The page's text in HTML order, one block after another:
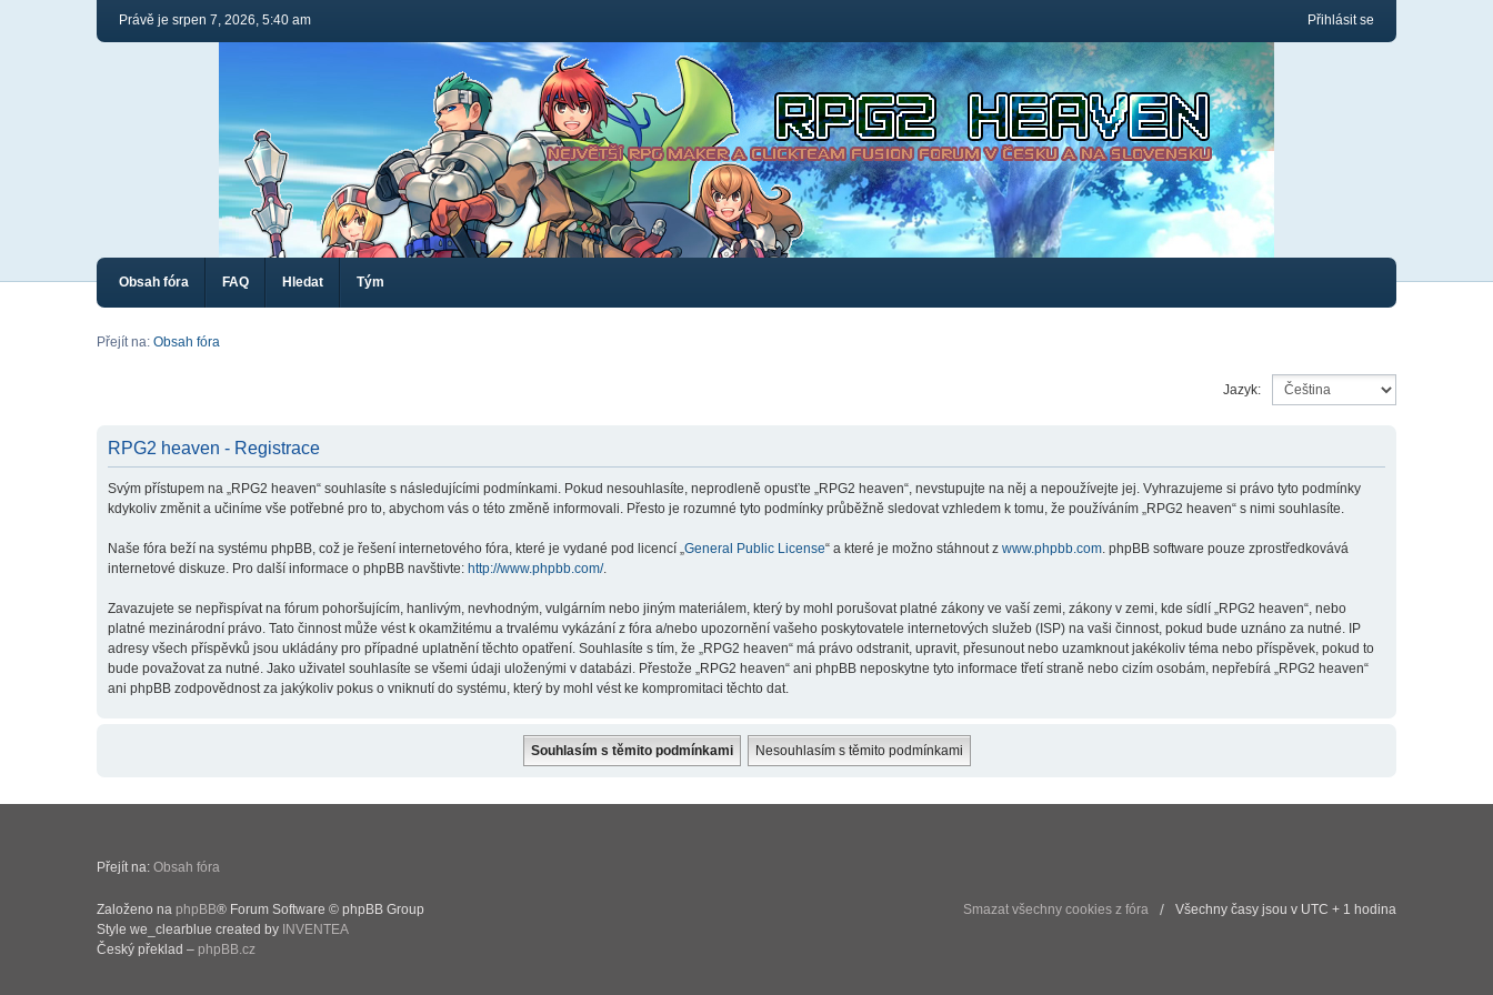
Právě je srpen 7, 2026, 5:40 am Přihlásit se
Obsah fóra FAQ Hledat Tým
Přejít na: Obsah fóra
Jazyk:
RPG2 heaven - Registrace
Svým přístupem na „RPG2 heaven“ souhlasíte s následujícími podmínkami. Pokud nesouhlasíte, neprodleně opusťte „RPG2 heaven“, nevstupujte na něj a nepoužívejte jej. Vyhrazujeme si právo tyto podmínky
kdykoliv změnit a učiníme vše potřebné pro to, abychom vás o této změně informovali. Přesto je rozumné tyto podmínky průběžně sledovat vzhledem k tomu, že používáním „RPG2 heaven“ s nimi souhlasíte.
Naše fóra beží na systému phpBB, což je řešení internetového fóra, které je vydané pod licencí „General Public License“ a které je možno stáhnout z www.phpbb.com. phpBB software pouze zprostředkovává
internetové diskuze. Pro další informace o phpBB navštivte: http://www.phpbb.com/.
Zavazujete se nepřispívat na fórum pohoršujícím, hanlivým, nevhodným, vulgárním nebo jiným materiálem, který by mohl porušovat platné zákony ve vaší zemi, zákony v zemi, kde sídlí „RPG2 heaven“, nebo
platné mezinárodní právo. Tato činnost může vést k okamžitému a trvalému vykázání z fóra a/nebo upozornění vašeho poskytovatele internetových služeb (ISP) na vaši činnost, pokud bude uznáno za nutné. IP
adresy všech příspěvků jsou ukládány pro případné uplatnění těchto opatření. Souhlasíte s tím, že „RPG2 heaven“ má právo odstranit, upravit, přesunout nebo uzamknout jakékoliv téma nebo příspěvek, pokud to
bude považovat za nutné. Jako uživatel souhlasíte se všemi údaji uloženými v databázi. Přestože „RPG2 heaven“ ani phpBB neposkytne tyto informace třetí straně nebo cizím osobám, nepřebírá „RPG2 heaven“
ani phpBB zodpovědnost za jakýkoliv pokus o vniknutí do systému, který by mohl vést ke kompromitaci těchto dat.
Přejít na: Obsah fóra
Smazat všechny cookies z fóra Všechny časy jsou v UTC + 1 hodina
Založeno na phpBB® Forum Software © phpBB Group
Style we_clearblue created by INVENTEA
Český překlad – phpBB.cz